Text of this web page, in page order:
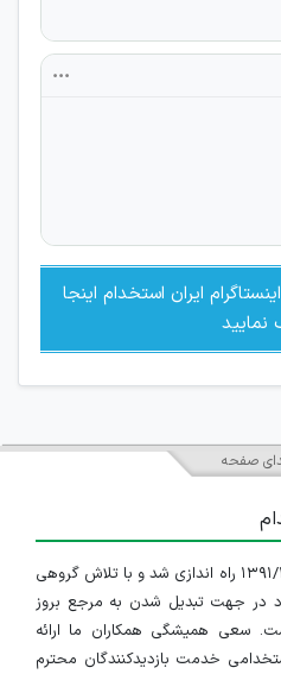
ایران استخدام اینجا
نمایید
صفحه
سایت ایران استخدام در تاریخ ۱۳۹۱/۱/۱۰ راه اندازی شد و با تلاش گروهی
در جهت تبدیل شدن به مرجع بروز
سعی همیشگی همکاران ما ارائه
خدمت بازدیدکنندگان محترم